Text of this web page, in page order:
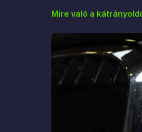
Mire való a